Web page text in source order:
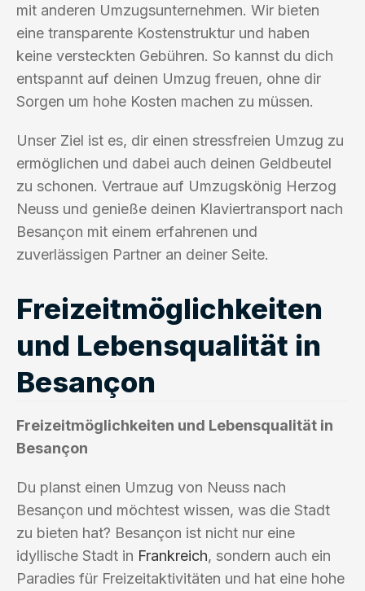
mit anderen Umzugsunternehmen. Wir bieten
eine transparente Kostenstruktur und haben
keine versteckten Gebühren. So kannst du dich
entspannt auf deinen Umzug freuen, ohne dir
Sorgen um hohe Kosten machen zu müssen.
Unser Ziel ist es, dir einen stressfreien Umzug zu
ermöglichen und dabei auch deinen Geldbeutel
zu schonen. Vertraue auf Umzugskönig Herzog
Neuss und genieße deinen Klaviertransport nach
Besançon mit einem erfahrenen und
zuverlässigen Partner an deiner Seite.
Freizeitmöglichkeiten
und Lebensqualität in
Besançon
Freizeitmöglichkeiten und Lebensqualität in
Besançon
Du planst einen Umzug von Neuss nach
Besançon und möchtest wissen, was die Stadt
zu bieten hat? Besançon ist nicht nur eine
idyllische Stadt in Frankreich, sondern auch ein
Paradies für Freizeitaktivitäten und hat eine hohe